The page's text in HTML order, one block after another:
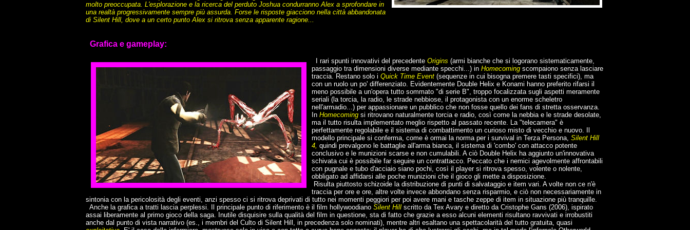
molto preoccupata. L'esplorazione e la ricerca del perduto Joshua condurranno Alex a sprofondare in
una realtà progressivamente sempre più assurda. Forse le risposte giacciono nella città abbandonata
di Silent Hill, dove a un certo punto Alex si ritrova senza apparente ragione...
Grafica e gameplay:
I rari spunti innovativi del precedente Origins (armi bianche che si logorano sistematicamente,
passaggio tra dimensioni diverse mediante specchi...) in Homecomingscompaiono senza lasciare
traccia. Restano solo i Quick Time Event(sequenze in cui bisogna premere tasti specifici), ma
con un ruolo un po' differenziato. Evidentemente Double Helix e Konami hanno preferito rifarsi il
meno possibile a un'opera tutto sommato "di serie B", troppo focalizzata sugli aspetti meramente
seriali (la torcia, la radio, le strade nebbiose, il protagonista con un enorme scheletro
nell'armadio...) per appassionare un pubblico che non fosse quello dei fans di stretta osservanza.
In Homecoming si ritrovano naturalmente torcia e radio, così come la nebbia e le strade desolate,
ma il tutto risulta implementato meglio rispetto al passato recente. La "telecamera" è
perfettamente regolabile e il sistema di combattimento un curioso misto di vecchio e nuovo. Il
modello principale si conferma, come è ormai la norma per i survival in Terza Persona, Silent Hill
4, quindi prevalgono le battaglie all'arma bianca, il sistema di 'combo' con attacco potente
conclusivo e le munizioni scarse e non cumulabili. A ciò Double Helix ha aggiunto un'innovativa
schivata cui è possibile far seguire un contrattacco. Peccato che i nemici agevolmente affrontabili
con pugnale e tubo d'acciaio siano pochi, così il player si ritrova spesso, volente o nolente,
obbligato ad affidarsi alle poche munizioni che il gioco gli mette a disposizione.
Risulta piuttosto schizoide la distribuzione di punti di salvataggio e item vari. A volte non ce n'è
traccia per ore e ore, altre volte invece abbondano senza risparmio, e ciò non necessariamente in
sintonia con la pericolosità degli eventi, anzi spesso ci si ritrova deprivati di tutto nei momenti peggiori per poi avere mani e tasche zeppe di item in situazione più tranquille.
Anche la grafica a tratti lascia perplessi. Il principale punto di riferimento è il film hollywoodiano Silent Hill scritto da Tex Avary e diretto da Cristophe Gans (2006), ispirato
assai liberamente al primo gioco della saga. Inutile disquisire sulla qualità del film in questione, sta di fatto che grazie a esso alcuni elementi risultano ravvivati e irrobustiti
anche dal punto di vista narrativo (es., i membri del Culto di Silent Hill, in precedenza solo nominati), mentre altri esaltano una spettacolarità del tutto gratuita, quasi